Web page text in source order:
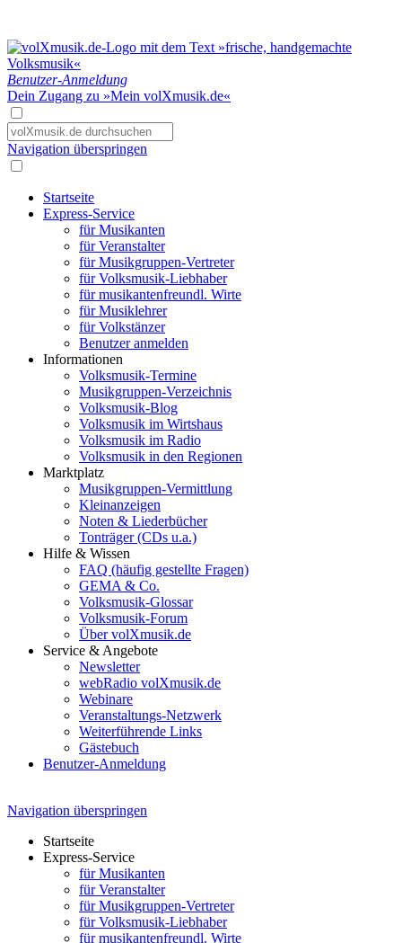
Benutzer-Anmeldung
Dein Zugang zu »Mein volXmusik.de«
Navigation überspringen
Startseite
Express-Service
für Musikanten
für Veranstalter
für Musikgruppen-Vertreter
für Volksmusik-Liebhaber
für musikantenfreundl. Wirte
für Musiklehrer
für Volkstänzer
Benutzer anmelden
Informationen
Volksmusik-Termine
Musikgruppen-Verzeichnis
Volksmusik-Blog
Volksmusik im Wirtshaus
Volksmusik im Radio
Volksmusik in den Regionen
Marktplatz
Musikgruppen-Vermittlung
Kleinanzeigen
Noten & Liederbücher
Tonträger (CDs u.a.)
Hilfe & Wissen
FAQ (häufig gestellte Fragen)
GEMA & Co.
Volksmusik-Glossar
Volksmusik-Forum
Über volXmusik.de
Service & Angebote
Newsletter
webRadio volXmusik.de
Webinare
Veranstaltungs-Netzwerk
Weiterführende Links
Gästebuch
Benutzer-Anmeldung
Navigation überspringen
Startseite
Express-Service
für Musikanten
für Veranstalter
für Musikgruppen-Vertreter
für Volksmusik-Liebhaber
für musikantenfreundl. Wirte